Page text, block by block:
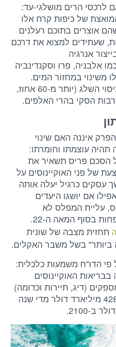
לרכסי הרים מושלגי-עד:
של כיפות קרח אלו
אוצרים בתוכם רעלנים
שעתידים למצוא את דרכם
אנרגיה
אלבניה, פרו וסקנדינביה
משינוי במחזור המים.
בנוסף, הצמצום הניכר בכיסוי השלג (יותר מ-60 אחוז,
הסקי בהרי האלפים.
איננה האם שינוי
עוצמתו וחומרתו:
הסכם פריס תשאיר את
של פני האוקיינוסים על
עסקים כרגיל יעלה אותה
אפילו אם יושגו היעדים
עליית המפלס לא
על מטר לפחות בסוף המאה ה-22.
תחזית מצבה של שונית
ביותר" בשל משבר האקלים.
פי הדו"ח משמעות כלכלית:
האוקיינוסים
(דיג, תיירות וכדומה)
תעלה לכלכלה העולמית 428 מיליארד דולר מדי שנה